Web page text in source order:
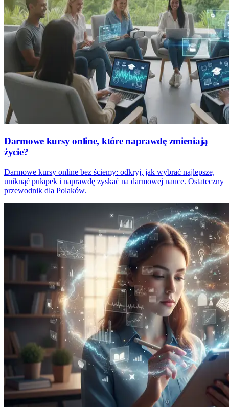
Darmowe kursy online, które naprawdę zmieniają
życie?
Darmowe kursy online bez ściemy: odkryj, jak wybrać najlepsze,
uniknąć pułapek i naprawdę zyskać na darmowej nauce. Ostateczny
przewodnik dla Polaków.